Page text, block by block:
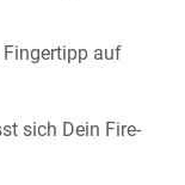
Fingertipp auf
sich Dein Fire-